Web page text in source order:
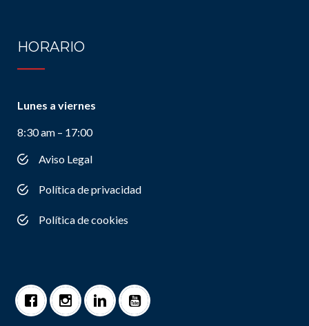
HORARIO
Lunes a viernes
8:30 am – 17:00
Aviso Legal
Política de privacidad
Política de cookies